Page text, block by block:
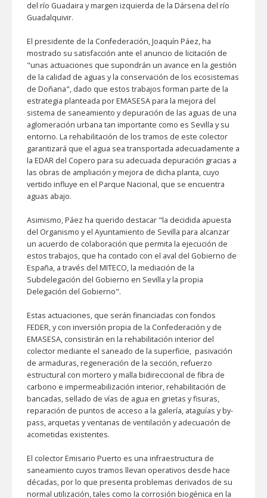
del río Guadaira y margen izquierda de la Dársena del río
Guadalquivir.
El presidente de la Confederación, Joaquín Páez, ha
mostrado su satisfacción ante el anuncio de licitación de
"unas actuaciones que supondrán un avance en la gestión
de la calidad de aguas y la conservación de los ecosistemas
de Doñana", dado que estos trabajos forman parte de la
estrategia planteada por EMASESA para la mejora del
sistema de saneamiento y depuración de las aguas de una
aglomeración urbana tan importante como es Sevilla y su
entorno. La rehabilitación de los tramos de este colector
garantizará que el agua sea transportada adecuadamente a
la EDAR del Copero para su adecuada depuración gracias a
las obras de ampliación y mejora de dicha planta, cuyo
vertido influye en el Parque Nacional, que se encuentra
aguas abajo.
Asimismo, Páez ha querido destacar "la decidida apuesta
del Organismo y el Ayuntamiento de Sevilla para alcanzar
un acuerdo de colaboración que permita la ejecución de
estos trabajos, que ha contado con el aval del Gobierno de
España, a través del MITECO, la mediación de la
Subdelegación del Gobierno en Sevilla y la propia
Delegación del Gobierno".
Estas actuaciones, que serán financiadas con fondos
FEDER, y con inversión propia de la Confederación y de
EMASESA, consistirán en la rehabilitación interior del
colector mediante el saneado de la superficie, pasivación
de armaduras, regeneración de la sección, refuerzo
estructural con mortero y malla bidireccional de fibra de
carbono e impermeabilización interior, rehabilitación de
bancadas, sellado de vías de agua en grietas y fisuras,
reparación de puntos de acceso a la galería, ataguías y by-
pass, arquetas y ventanas de ventilación y adecuación de
acometidas existentes.
El colector Emisario Puerto es una infraestructura de
saneamiento cuyos tramos llevan operativos desde hace
décadas, por lo que presenta problemas derivados de su
normal utilización, tales como la corrosión biogénica en la